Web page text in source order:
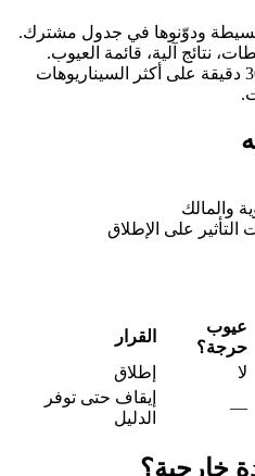
ودوّنوها في جدول مشترك.
نتائج آلية، قائمة العيوب.
لمدة 30 دقيقة على أكثر السيناريوهات
والمالك
التأثير على الإطلاق
عيوب
حرجة؟
القرار
إطلاق
—
إيقاف حتى توفر
الدليل
خارجية؟